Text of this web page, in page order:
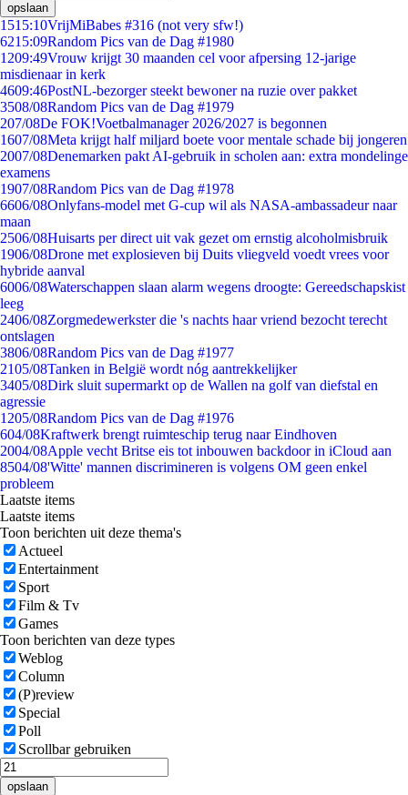
opslaan
1515:10VrijMiBabes #316 (not very sfw!)
6215:09Random Pics van de Dag #1980
1209:49Vrouw krijgt 30 maanden cel voor afpersing 12-jarige
misdienaar in kerk
4609:46PostNL-bezorger steekt bewoner na ruzie over pakket
3508/08Random Pics van de Dag #1979
207/08De FOK!Voetbalmanager 2026/2027 is begonnen
1607/08Meta krijgt half miljard boete voor mentale schade bij jongeren
2007/08Denemarken pakt AI-gebruik in scholen aan: extra mondelinge
examens
1907/08Random Pics van de Dag #1978
6606/08Onlyfans-model met G-cup wil als NASA-ambassadeur naar
maan
2506/08Huisarts per direct uit vak gezet om ernstig alcoholmisbruik
1906/08Drone met explosieven bij Duits vliegveld voedt vrees voor
hybride aanval
6006/08Waterschappen slaan alarm wegens droogte: Gereedschapskist
leeg
2406/08Zorgmedewerkster die 's nachts haar vriend bezocht terecht
ontslagen
3806/08Random Pics van de Dag #1977
2105/08Tanken in België wordt nóg aantrekkelijker
3405/08Dirk sluit supermarkt op de Wallen na golf van diefstal en
agressie
1205/08Random Pics van de Dag #1976
604/08Kraftwerk brengt ruimteschip terug naar Eindhoven
2004/08Apple vecht Britse eis tot inbouwen backdoor in iCloud aan
8504/08'Witte' mannen discrimineren is volgens OM geen enkel
probleem
Laatste items
Laatste items
Toon berichten uit deze thema's
Actueel
Entertainment
Sport
Film & Tv
Games
Toon berichten van deze types
Weblog
Column
(P)review
Special
Poll
Scrollbar gebruiken
opslaan